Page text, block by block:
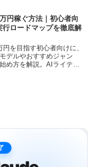
ける運用ルールや初期費
レーションもまとめてい
円稼ぐ方法｜初心者向
行ロードマップを徹底解
を目指す初心者向けに、
デルやおすすめジャン
め方を解説。AIライティ